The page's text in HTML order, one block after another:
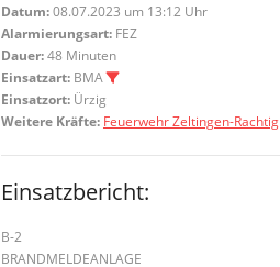
Datum:08.07.2023 um 13:12 Uhr
Alarmierungsart: FEZ
Dauer:48 Minuten
Einsatzart: BMA
Einsatzort: Ürzig
Weitere Kräfte: Feuerwehr Zeltingen-Rachtig
Einsatzbericht:
B-2
BRANDMELDEANLAGE